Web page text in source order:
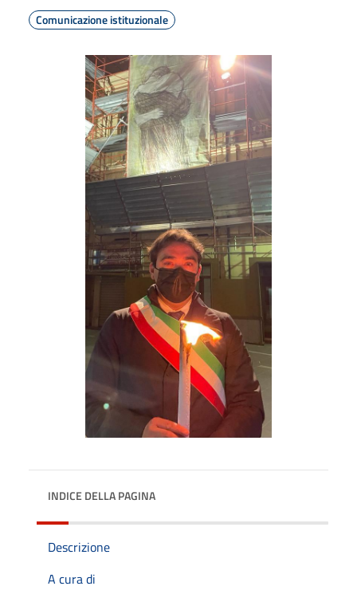
Comunicazione istituzionale
INDICE DELLA PAGINA
Descrizione
A cura di